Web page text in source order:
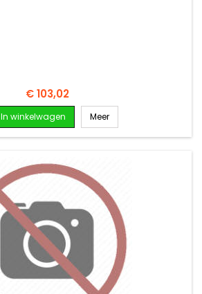
Prijs
€ 103,02
In winkelwagen Meer